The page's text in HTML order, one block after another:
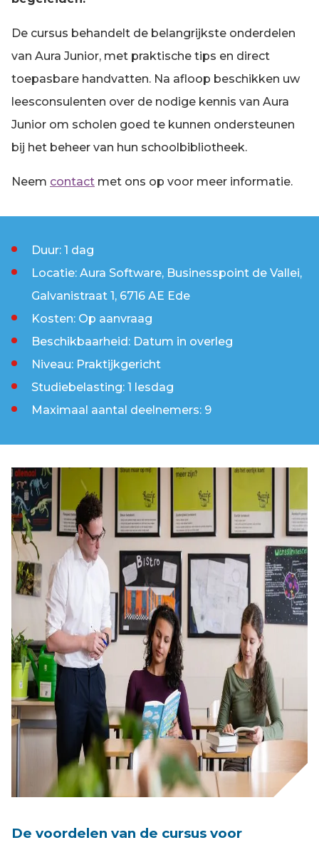
De cursus behandelt de belangrijkste onderdelen
van Aura Junior, met praktische tips en direct
toepasbare handvatten. Na afloop beschikken uw
leesconsulenten over de nodige kennis van Aura
Junior om scholen goed te kunnen ondersteunen
bij het beheer van hun schoolbibliotheek.
Neem contact met ons op voor meer informatie.
Duur: 1 dag
Locatie: Aura Software, Businesspoint de Vallei,
Galvanistraat 1, 6716 AE Ede
Kosten: Op aanvraag
Beschikbaarheid: Datum in overleg
Niveau: Praktijkgericht
Studiebelasting: 1 lesdag
Maximaal aantal deelnemers: 9
De voordelen van de cursus voor